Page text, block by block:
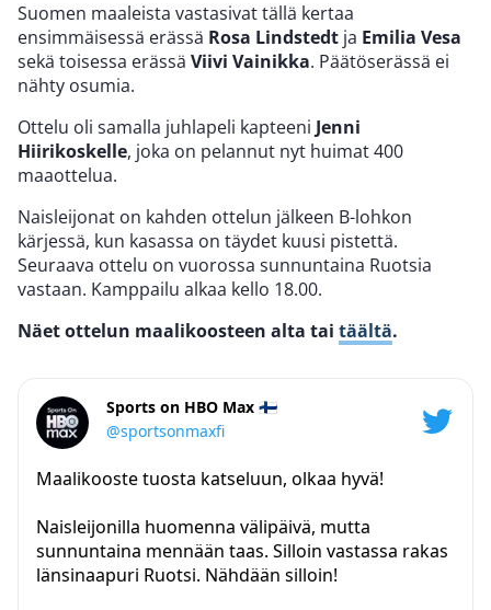
Suomen maaleista vastasivat tällä kertaa
ensimmäisessä erässä Rosa Lindstedt ja Emilia Vesa
sekä toisessa erässä Viivi Vainikka. Päätöserässä ei
nähty osumia.
Ottelu oli samalla juhlapeli kapteeni Jenni
Hiirikoskelle, joka on pelannut nyt huimat 400
maaottelua.
Naisleijonat on kahden ottelun jälkeen B-lohkon
kärjessä, kun kasassa on täydet kuusi pistettä.
Seuraava ottelu on vuorossa sunnuntaina Ruotsia
vastaan. Kamppailu alkaa kello 18.00.
Näet ottelun maalikoosteen alta tai täältä.
Sports on HBO Max 🇫🇮
@sportsonmaxfi
Maalikooste tuosta katseluun, olkaa hyvä!
Naisleijonilla huomenna välipäivä, mutta
sunnuntaina mennään taas. Silloin vastassa rakas
länsinaapuri Ruotsi. Nähdään silloin!